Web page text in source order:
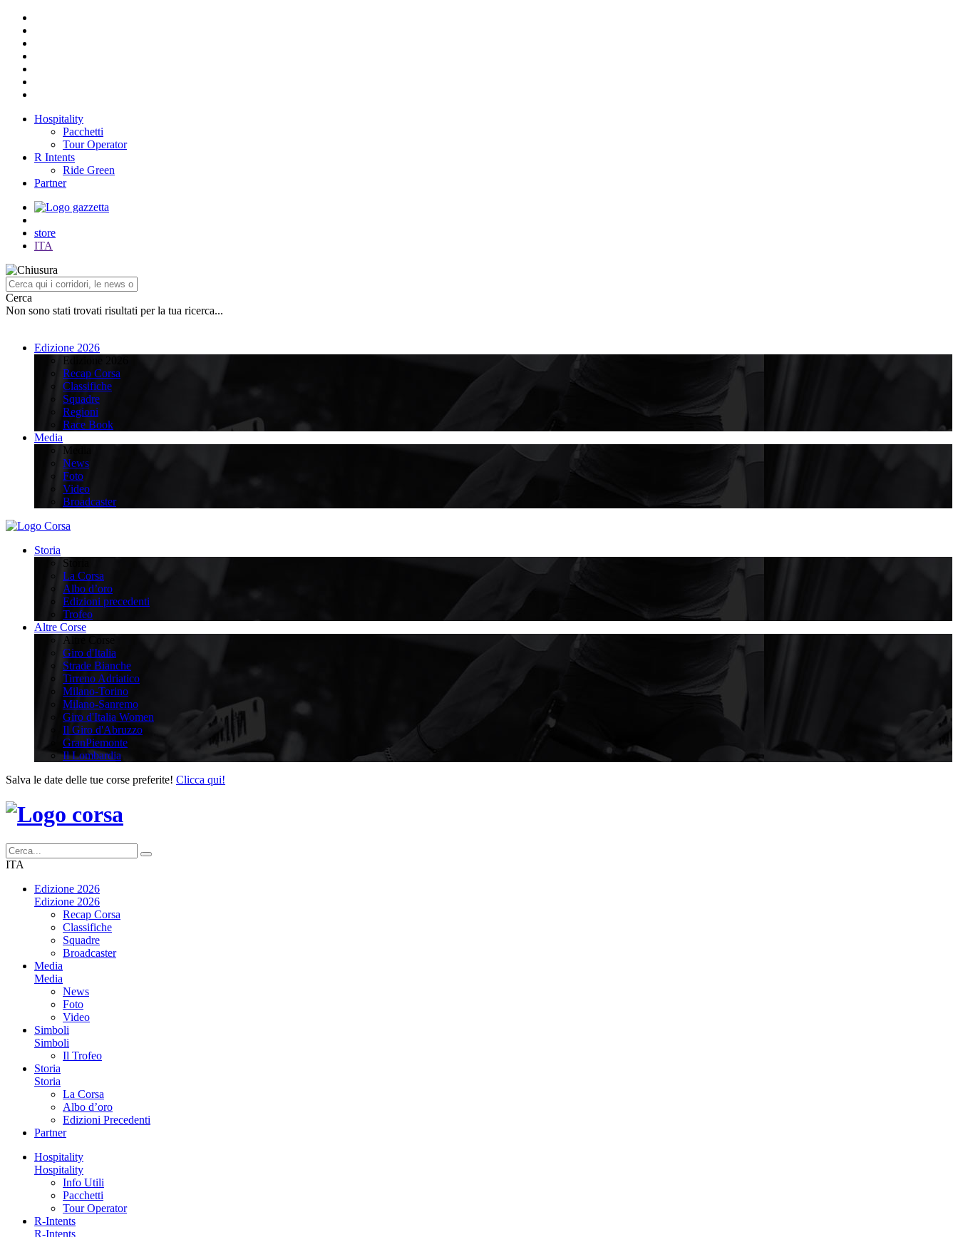
Hospitality
Pacchetti
Tour Operator
R Intents
Ride Green
Partner
store
ITA
Cerca
Non sono stati trovati risultati per la tua ricerca...
Edizione 2026
Edizione 2026
Recap Corsa
Classifiche
Squadre
Regioni
Race Book
Media
Media
News
Foto
Video
Broadcaster
Storia
Storia
La Corsa
Albo d’oro
Edizioni precedenti
Trofeo
Altre Corse
Altre Corse
Giro d'Italia
Strade Bianche
Tirreno Adriatico
Milano-Torino
Milano-Sanremo
Giro d'Italia Women
Il Giro d'Abruzzo
GranPiemonte
Il Lombardia
Salva le date delle tue corse preferite! Clicca qui!
ITA
Edizione 2026
Edizione 2026
Recap Corsa
Classifiche
Squadre
Broadcaster
Media
Media
News
Foto
Video
Simboli
Simboli
Il Trofeo
Storia
Storia
La Corsa
Albo d’oro
Edizioni Precedenti
Partner
Hospitality
Hospitality
Info Utili
Pacchetti
Tour Operator
R-Intents
R-Intents